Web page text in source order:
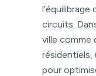
circuits.
ville comme
pour